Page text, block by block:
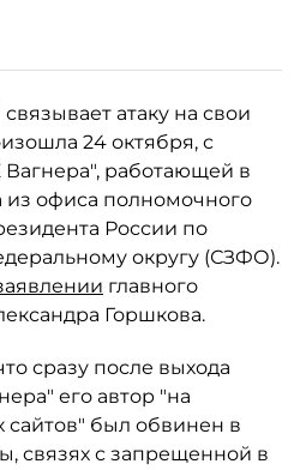
атаку на свои
24 октября, с
работающей в
офиса полномочного
России по
округу (СЗФО).
главного
Горшкова.
сразу после выхода
его автор "на
сайтов" был обвинен в
связях с запрещенной в